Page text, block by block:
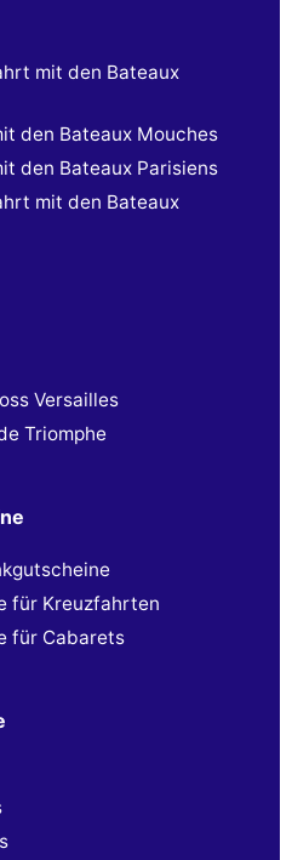
mit den Bateaux
den Bateaux Mouches
den Bateaux Parisiens
mit den Bateaux
Versailles
Triomphe
für Kreuzfahrten
für Cabarets